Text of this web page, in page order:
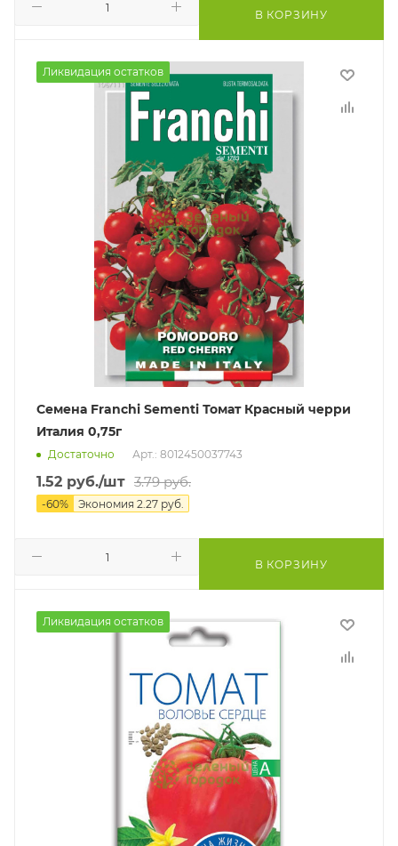
В КОРЗИНУ
Ликвидация остатков
Семена Franchi Sementi Томат Красный черри
Италия 0,75г
Достаточно Арт.: 8012450037743
1.52 руб./шт 3.79руб.
-60% Экономия 2.27 руб.
В КОРЗИНУ
Ликвидация остатков